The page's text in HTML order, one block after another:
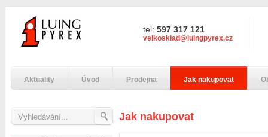
tel: 597 317 121
velkosklad@luingpyrex.cz
Aktuality Úvod Prodejna Jak nakupovat
Jak nakupovat